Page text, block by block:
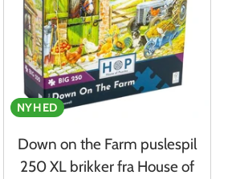
NYHED
Down on the Farm puslespil
250 XL brikker fra House of